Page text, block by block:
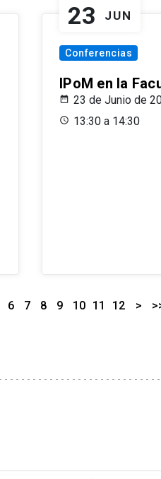
23 JUN
Conferencias
IPoM en la
23 de Junio de
13:30 a 14:30
6 7 8 9 10 11 12 >